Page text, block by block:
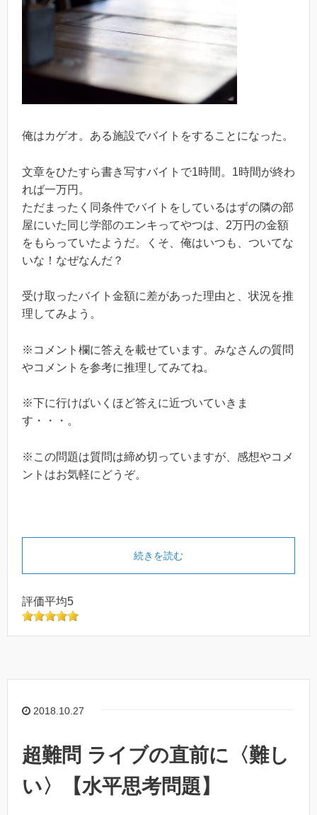
俺はカゲオ。ある施設でバイトをすることになった。
文章をひたすら書き写すバイトで1時間。1時間が終わ
れば一万円。
ただまったく同条件でバイトをしているはずの隣の部
屋にいた同じ学部のエンキってやつは、2万円の金額
をもらっていたようだ。くそ、俺はいつも、ついてな
いな！なぜなんだ？
受け取ったバイト金額に差があった理由と、状況を推
理してみよう。
※コメント欄に答えを載せています。みなさんの質問
やコメントを参考に推理してみてね。
※下に行けばいくほど答えに近づいていきま
す・・・。
※この問題は質問は締め切っていますが、感想やコメ
ントはお気軽にどうぞ。
続きを読む
評価平均5
2018.10.27
超難問 ライブの直前に〈難し
い〉【水平思考問題】